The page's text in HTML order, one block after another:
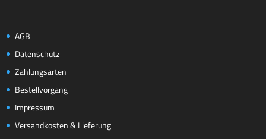
AGB
Datenschutz
Zahlungsarten
Bestellvorgang
Impressum
Versandkosten & Lieferung